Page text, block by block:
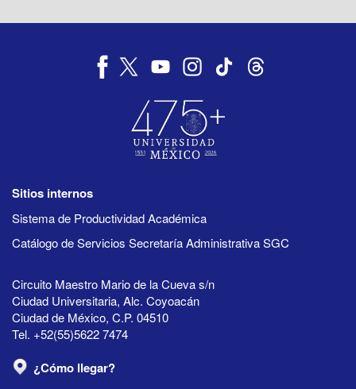
Sitios internos
Sistema de Productividad Académica
Catálogo de Servicios Secretaría Administrativa SGC
Circuito Maestro Mario de la Cueva s/n
Ciudad Universitaria, Alc. Coyoacán
Ciudad de México, C.P. 04510
Tel. +52(55)5622 7474
¿Cómo llegar?